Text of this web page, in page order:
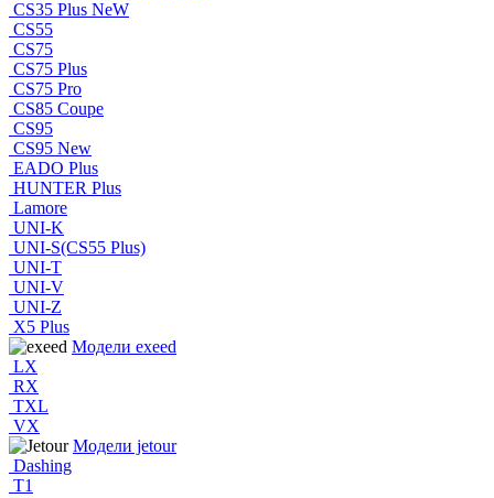
CS35 Plus NeW
CS55
CS75
CS75 Plus
CS75 Pro
CS85 Coupe
CS95
CS95 New
EADO Plus
HUNTER Plus
Lamore
UNI-K
UNI-S(CS55 Plus)
UNI-T
UNI-V
UNI-Z
X5 Plus
Модели exeed
LX
RX
TXL
VX
Модели jetour
Dashing
T1